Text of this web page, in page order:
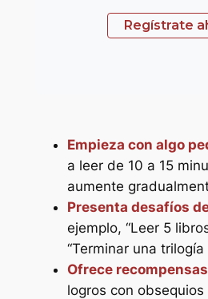
Regístrate
Empieza con algo
a leer de 10 a 15
aumente
Presenta desafíos
ejemplo, “Leer 5
“Terminar una trilogía
Ofrece recompensas
logros con